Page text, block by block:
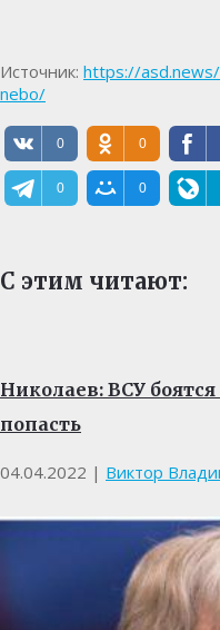
Источник: https://
nebo/
0 0
0 0
С этим читают:
Николаев: ВСУ
попасть
04.04.2022 | Виктор